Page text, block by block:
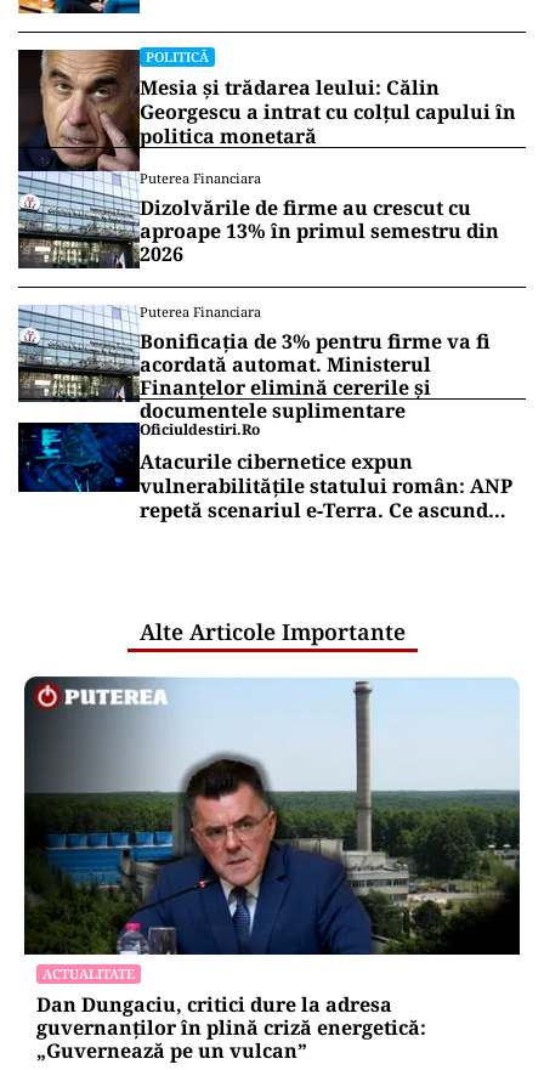
POLITICĂ
Mesia și trădarea leului: Călin
Georgescu a intrat cu colțul capului în
politica monetară
Puterea Financiara
Dizolvările de firme au crescut cu
aproape 13% în primul semestru din
2026
Puterea Financiara
Bonificația de 3% pentru firme va fi
acordată automat. Ministerul
Finanțelor elimină cererile și
documentele suplimentare
Oficiuldestiri.ro
Atacurile cibernetice expun
vulnerabilitățile statului român: ANP
repetă scenariul e‑Terra. Ce ascund
Alte Articole Importante
ACTUALITATE
Dan Dungaciu, critici dure la adresa
guvernanților în plină criză energetică:
„Guvernează pe un vulcan”